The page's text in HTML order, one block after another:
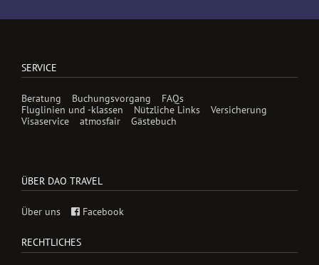
SERVICE
Beratung Buchungsvorgang
FAQs
Fluglinien und -klassen
Nützliche Links
Versicherung
Visaservice
atmosfair Gästebuch
ÜBER DAO TRAVEL
Über uns Facebook
RECHTLICHES